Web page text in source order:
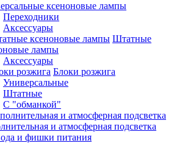
ксеноновые лампы
Переходники
Аксессуары
Штатные
лампы
Аксессуары
Блоки розжига
Универсальные
Штатные
С "обманкой"
и атмосферная подсветка
и фишки питания